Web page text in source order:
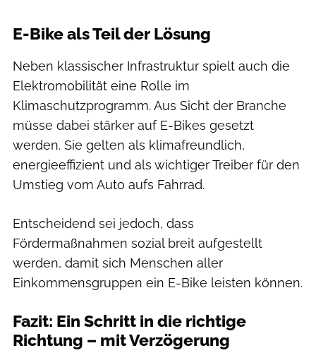
E-Bike als Teil der Lösung
Neben klassischer Infrastruktur spielt auch die
Elektromobilität eine Rolle im
Klimaschutzprogramm. Aus Sicht der Branche
müsse dabei stärker auf E-Bikes gesetzt
werden. Sie gelten als klimafreundlich,
energieeffizient und als wichtiger Treiber für den
Umstieg vom Auto aufs Fahrrad.
Entscheidend sei jedoch, dass
Fördermaßnahmen sozial breit aufgestellt
werden, damit sich Menschen aller
Einkommensgruppen ein E-Bike leisten können.
Fazit: Ein Schritt in die richtige
Richtung – mit Verzögerung